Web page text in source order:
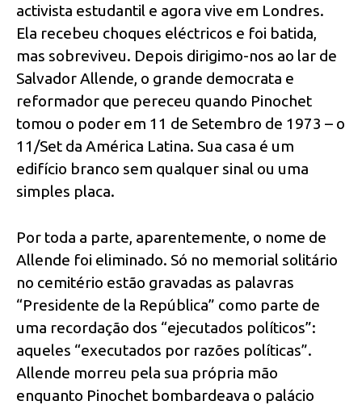
activista estudantil e agora vive em Londres.
Ela recebeu choques eléctricos e foi batida,
mas sobreviveu. Depois dirigimo-nos ao lar de
Salvador Allende, o grande democrata e
reformador que pereceu quando Pinochet
tomou o poder em 11 de Setembro de 1973 – o
11/Set da América Latina. Sua casa é um
edifício branco sem qualquer sinal ou uma
simples placa.
Por toda a parte, aparentemente, o nome de
Allende foi eliminado. Só no memorial solitário
no cemitério estão gravadas as palavras
“Presidente de la República” como parte de
uma recordação dos “ejecutados políticos”:
aqueles “executados por razões políticas”.
Allende morreu pela sua própria mão
enquanto Pinochet bombardeava o palácio